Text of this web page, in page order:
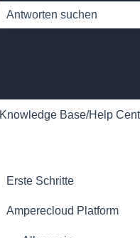
Knowledge Base/Help
Erste Schritte
Allgemein
Amperecloud Platform